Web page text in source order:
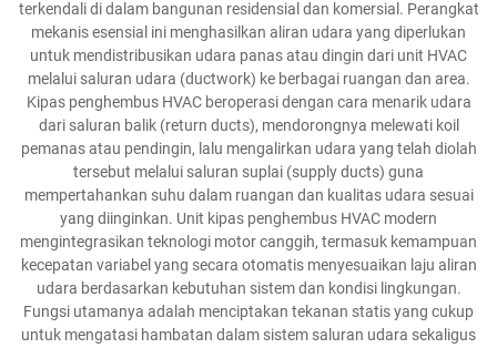
terkendali di dalam bangunan residensial dan komersial. Perangkat
mekanis esensial ini menghasilkan aliran udara yang diperlukan
untuk mendistribusikan udara panas atau dingin dari unit HVAC
melalui saluran udara (ductwork) ke berbagai ruangan dan area.
Kipas penghembus HVAC beroperasi dengan cara menarik udara
dari saluran balik (return ducts), mendorongnya melewati koil
pemanas atau pendingin, lalu mengalirkan udara yang telah diolah
tersebut melalui saluran suplai (supply ducts) guna
mempertahankan suhu dalam ruangan dan kualitas udara sesuai
yang diinginkan. Unit kipas penghembus HVAC modern
mengintegrasikan teknologi motor canggih, termasuk kemampuan
kecepatan variabel yang secara otomatis menyesuaikan laju aliran
udara berdasarkan kebutuhan sistem dan kondisi lingkungan.
Fungsi utamanya adalah menciptakan tekanan statis yang cukup
untuk mengatasi hambatan dalam sistem saluran udara sekaligus